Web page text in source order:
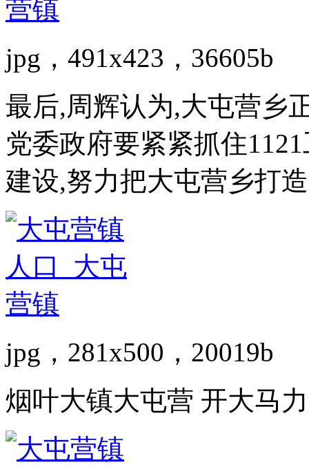
jpg，491x423，36605b
最后,周辉认为,大屯营乡
党委政府要紧紧抓住
建设,努力把大屯营乡打
jpg，281x500，20019b
烟叶大镇大屯营 开大马